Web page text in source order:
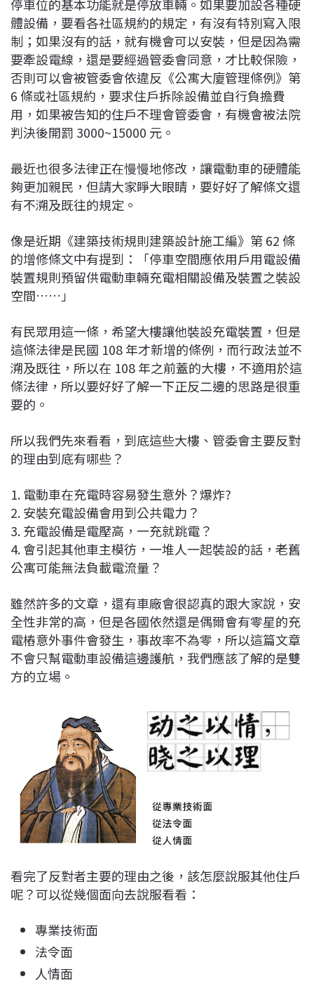
停車位的基本功能就是停放車輛。如果要加設各種硬
體設備，要看各社區規約的規定，有沒有特別寫入限
制；如果沒有的話，就有機會可以安裝，但是因為需
要牽設電線，還是要經過管委會同意，才比較保險，
否則可以會被管委會依違反《公寓大廈管理條例》第
6 條或社區規約，要求住戶拆除設備並自行負擔費
用，如果被告知的住戶不理會管委會，有機會被法院
判決後開罰 3000~15000 元。
最近也很多法律正在慢慢地修改，讓電動車的硬體能
夠更加親民，但請大家睜大眼睛，要好好了解條文還
有不溯及既往的規定。
像是近期《建築技術規則建築設計施工編》第 62 條
的增修條文中有提到：「停車空間應依用戶用電設備
裝置規則預留供電動車輛充電相關設備及裝置之裝設
空間……」
有民眾用這一條，希望大樓讓他裝設充電裝置，但是
這條法律是民國 108 年才新增的條例，而行政法並不
溯及既往，所以在 108 年之前蓋的大樓，不適用於這
條法律，所以要好好了解一下正反二邊的思路是很重
要的。
所以我們先來看看，到底這些大樓、管委會主要反對
的理由到底有哪些？
1. 電動車在充電時容易發生意外？爆炸?
2. 安裝充電設備會用到公共電力？
3. 充電設備是電壓高，一充就跳電？
4. 會引起其他車主模彷，一堆人一起裝設的話，老舊
公寓可能無法負載電流量？
雖然許多的文章，還有車廠會很認真的跟大家說，安
全性非常的高，但是各國依然還是偶爾會有零星的充
電樁意外事件會發生，事故率不為零，所以這篇文章
不會只幫電動車設備這邊護航，我們應該了解的是雙
方的立場。
看完了反對者主要的理由之後，該怎麼說服其他住戶
呢？可以從幾個面向去說服看看：
專業技術面
法令面
人情面